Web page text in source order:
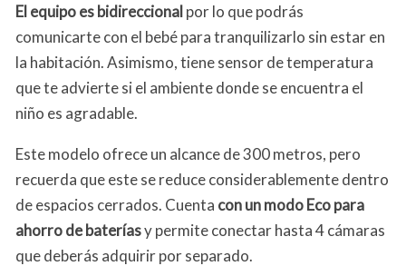
El equipo es bidireccionalpor lo que podrás
comunicarte con el bebé para tranquilizarlo sin estar en
la habitación. Asimismo, tiene sensor de temperatura
que te advierte si el ambiente donde se encuentra el
niño es agradable.
Este modelo ofrece un alcance de 300 metros, pero
recuerda que este se reduce considerablemente dentro
de espacios cerrados. Cuenta con un modo Eco para
ahorro de bateríasy permite conectar hasta 4 cámaras
que deberás adquirir por separado.